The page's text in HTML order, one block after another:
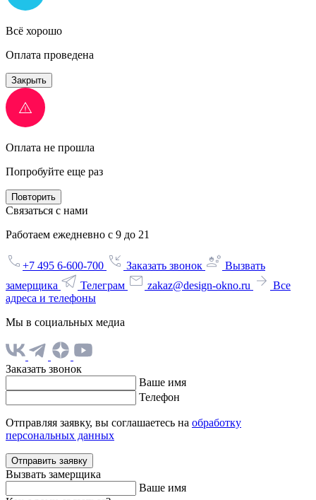
Всё хорошо
Оплата проведена
Закрыть
Оплата не прошла
Попробуйте еще раз
Повторить
Связаться с нами
Работаем ежедневно с 9 до 21
+7 495 6-600-700 Заказать звонок
Вызвать
замерщика
Телеграм zakaz@design-okno.ru
Все
адреса и телефоны
Мы в социальных медиа
Заказать звонок
Ваше имя
Телефон
Отправляя заявку, вы соглашаетесь на обработку
персональных данных
Отправить заявку
Вызвать замерщика
Ваше имя